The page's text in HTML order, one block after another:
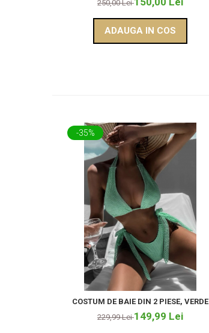
250,00 Lei
ADAUGA IN COS
-35%
COSTUM DE BAIE DIN 2 PIESE, VERDE
229,99 Lei149,99 Lei